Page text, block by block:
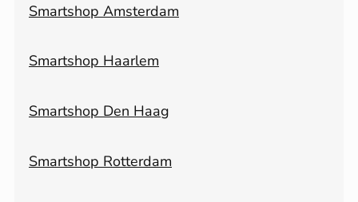
Smartshop Amsterdam
Smartshop Haarlem
Smartshop Den Haag
Smartshop Rotterdam